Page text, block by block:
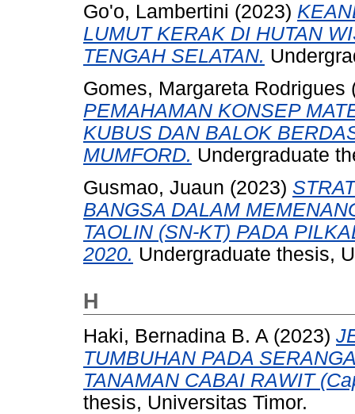
Go'o, Lambertini (2023)
LUMUT KERAK DI HUTAN
TENGAH SELATAN.
Gomes, Margareta Rodrigues
PEMAHAMAN KONSEP
KUBUS DAN BALOK
MUMFORD. Undergraduate
Gusmao, Juaun (2023)
BANGSA DALAM
TAOLIN (SN-KT) PADA
2020. Undergraduate thesis,
H
Haki, Bernadina B. A (2023)
TUMBUHAN PADA
TANAMAN CABAI RAWIT
thesis, Universitas Timor.